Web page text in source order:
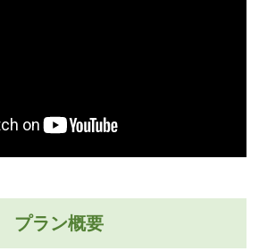
プラン概要